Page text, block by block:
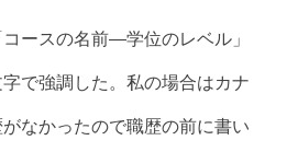
ースの名前―学位のレベル」
で強調した。私の場合はカナ
なかったので職歴の前に書い